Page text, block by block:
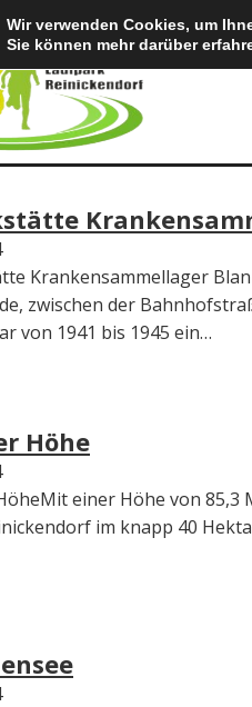
Lübars
Krankensammellager
zwischen der
von 1941 bis 1945 ein…
Höhe
einer Höhe von 85,3
im knapp 40
Wir verwenden Cookies, um
Sie können mehr darüber